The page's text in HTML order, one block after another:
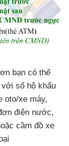
bạn có thể
sổ hộ khẩu
oto/xe máy,
điện nước,
cầm đồ xe